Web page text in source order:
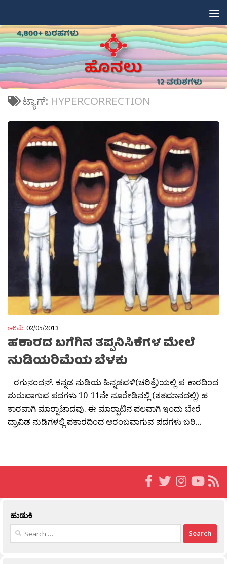
ಟ್ಯಾಗ್: HYPERCORRECTION
ಅರಿಮೆ 02/05/2013
ಹಕಾರದ ಬಗೆಗಿನ ತಪ್ಪನಿಸಿಕೆಗಳ ಮೇಲೆ
ನುಡಿಯರಿಮೆಯ ಬೆಳಕು
– ರಗುನಂದನ್. ಕನ್ನಡ ನುಡಿಯ ಹಿನ್ನಡವಳಿ(ಚರಿತ್ರೆ)ಯಲ್ಲಿ ಪ-ಕಾರದಿಂದ
ಶುರುವಾಗುವ ಪದಗಳು 10-11ನೇ ನೂರೇಡಿನಲ್ಲಿ (ಶತಮಾನದಲ್ಲಿ) ಹ-
ಕಾರವಾಗಿ ಮಾರ‍್ಪಾಟಾದವು. ಈ ಮಾರ‍್ಪಾಟಿನ ಪಲವಾಗಿ ಇಂದು ಬೇರೆ
ದ್ರಾವಿಡ ನುಡಿಗಳಲ್ಲಿ ಪಕಾರದಿಂದ ಆರಂಬವಾಗುವ ಪದಗಳು ಬರಿ...
ಹುಡುಕಿ
Search